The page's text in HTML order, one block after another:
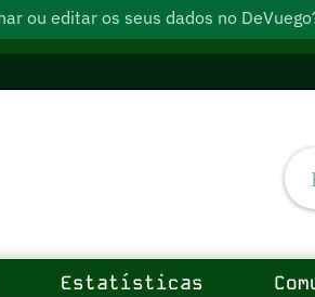
ou editar os seus dados no
Estatísticas